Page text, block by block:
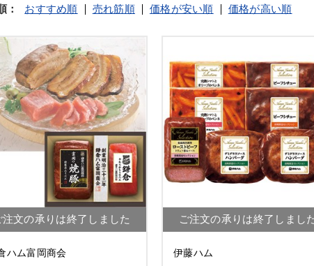
： おすすめ順 売れ筋順 価格が安い順 価格が高い順
注文の承りは終了しました
ハム富岡商会
ご注文の承りは終了しまし
伊藤ハム